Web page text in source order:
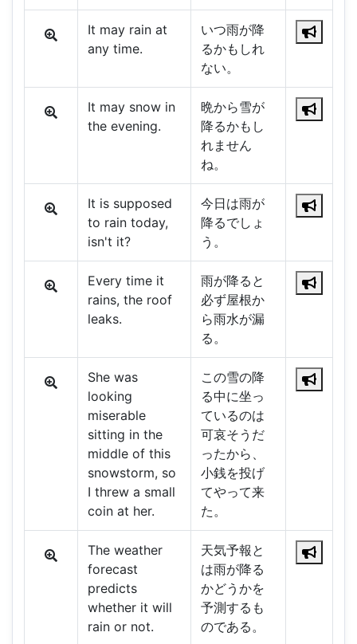
It may rain at
any time.
いつ雨が降
るかもしれ
ない。
It may snow in
the evening.
晩から雪が
降るかもし
れません
ね。
It is supposed
to rain today,
isn't it?
今日は雨が
降るでしょ
う。
Every time it
rains, the roof
leaks.
雨が降ると
必ず屋根か
ら雨水が漏
る。
She was
looking
miserable
sitting in the
middle of this
snowstorm, so
I threw a small
coin at her.
この雪の降
る中に坐っ
ているのは
可哀そうだ
ったから、
小銭を投げ
てやって来
た。
The weather
forecast
predicts
whether it will
rain or not.
天気予報と
は雨が降る
かどうかを
予測するも
のである。